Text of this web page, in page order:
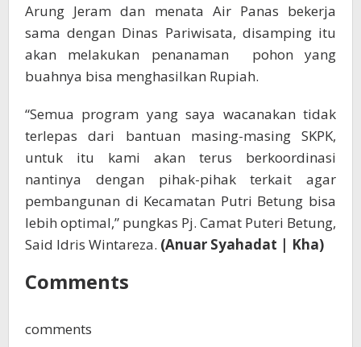
Arung Jeram dan menata Air Panas bekerja
sama dengan Dinas Pariwisata, disamping itu
akan melakukan penanaman pohon yang
buahnya bisa menghasilkan Rupiah.
“Semua program yang saya wacanakan tidak
terlepas dari bantuan masing-masing SKPK,
untuk itu kami akan terus berkoordinasi
nantinya dengan pihak-pihak terkait agar
pembangunan di Kecamatan Putri Betung bisa
lebih optimal,” pungkas Pj. Camat Puteri Betung,
Said Idris Wintareza. (Anuar Syahadat | Kha)
Comments
comments